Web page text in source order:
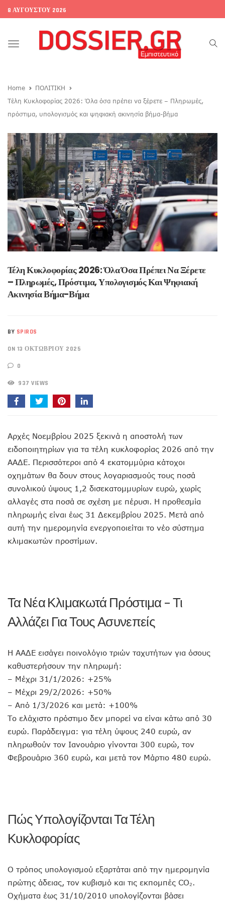
8 ΑΥΓΟΎΣΤΟΥ 2026
Toggle
Home
ΠΟΛΙΤΙΚΗ
Τέλη Κυκλοφορίας 2026: Όλα όσα πρέπει να ξέρετε – Πληρωμές,
πρόστιμα, υπολογισμός και ψηφιακή ακινησία βήμα-βήμα
Τέλη Κυκλοφορίας 2026: Όλα Όσα Πρέπει Να Ξέρετε
– Πληρωμές, Πρόστιμα, Υπολογισμός Και Ψηφιακή
Ακινησία Βήμα-Βήμα
BY SPIROS
ON 13 ΟΚΤΩΒΡΊΟΥ 2025
0
937 VIEWS
Αρχές Νοεμβρίου 2025 ξεκινά η αποστολή των
ειδοποιητηρίων για τα τέλη κυκλοφορίας 2026 από την
ΑΑΔΕ. Περισσότεροι από 4 εκατομμύρια κάτοχοι
οχημάτων θα δουν στους λογαριασμούς τους ποσά
συνολικού ύψους 1,2 δισεκατομμυρίων ευρώ, χωρίς
αλλαγές στα ποσά σε σχέση με πέρυσι. Η προθεσμία
πληρωμής είναι έως 31 Δεκεμβρίου 2025. Μετά από
αυτή την ημερομηνία ενεργοποιείται το νέο σύστημα
κλιμακωτών προστίμων.
Τα Νέα Κλιμακωτά Πρόστιμα – Τι
Αλλάζει Για Τους Ασυνεπείς
Η ΑΑΔΕ εισάγει ποινολόγιο τριών ταχυτήτων για όσους
καθυστερήσουν την πληρωμή:
– Μέχρι 31/1/2026: +25%
– Μέχρι 29/2/2026: +50%
– Από 1/3/2026 και μετά: +100%
Το ελάχιστο πρόστιμο δεν μπορεί να είναι κάτω από 30
ευρώ. Παράδειγμα: για τέλη ύψους 240 ευρώ, αν
πληρωθούν τον Ιανουάριο γίνονται 300 ευρώ, τον
Φεβρουάριο 360 ευρώ, και μετά τον Μάρτιο 480 ευρώ.
Πώς Υπολογίζονται Τα Τέλη
Κυκλοφορίας
Ο τρόπος υπολογισμού εξαρτάται από την ημερομηνία
πρώτης άδειας, τον κυβισμό και τις εκπομπές CO₂.
Οχήματα έως 31/10/2010 υπολογίζονται βάσει